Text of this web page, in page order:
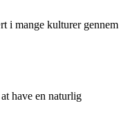
i mange kulturer gennem
have en naturlig